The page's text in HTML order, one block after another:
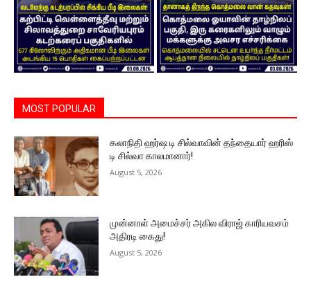
MOST POPULAR
கலாநிதி ஹர்ஷ டி சில்வாவின் தந்தையார் ஹரிஸ்
டி சில்வா காலமானார்!
August 5, 2026
முன்னாள் அமைச்சர் அகில விராஜ் காரியவசம்
அதிரடி கைது!
August 5, 2026